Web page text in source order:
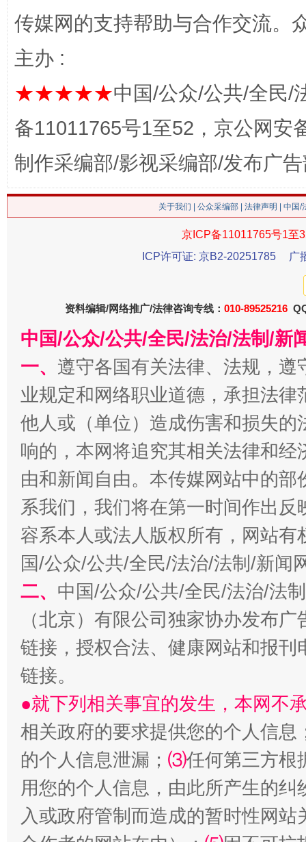
在谋一域中谋全局
今
习近平的博鳌关键词
魏明
“刷贴”乱象丛生
生
揭批美国五大"原罪" "炒
传媒网的支持帮助与合作交流。
主办 :
★★★★★中国/公众/公共/全民/
备11011765号1至52，京公网安
制作采编部/影视采编部/发布广
关于我们 公众采编部 法律声明 | 中国
京ICP备11011765号1至
ICP许可证: 京B2-20251785
广
资料编辑/网络推广/法律咨询专线： 010-89525216
中国/公众/公共/全民/法治/法制/新
一、 遵守各国有关法律、法规，
业规定和网络职业道德，承担法
他人或（单位）造成伤害和损失
响的，本网将追究其相关法律和
由和新闻自由。本传媒网站中的
系我们，我们将在第一时间作出
容系本人或法人版权所有，网站
国/公众/公共/全民/法治/法制/新闻
二、 中国/公众/公共/全民/法治/法
（北京）有限公司独家协办发布
链接，授权合法、健康网站和报
链接。
●就下列相关事宜的发生，本网不
相关政府的要求提供您的个人信息
的个人信息泄漏； ⑶任何第三方根
用您的个人信息，由此所产生的纠
入或政府管制而造成的暂时性网